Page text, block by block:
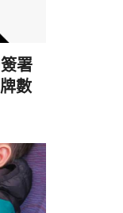
署
數